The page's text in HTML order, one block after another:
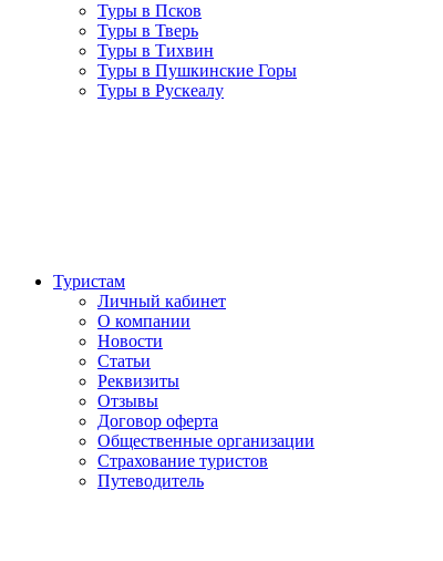
Туры в Псков
Туры в Тверь
Туры в Тихвин
Туры в Пушкинские Горы
Туры в Рускеалу
Туристам
Личный кабинет
О компании
Новости
Статьи
Реквизиты
Отзывы
Договор оферта
Общественные организации
Страхование туристов
Путеводитель